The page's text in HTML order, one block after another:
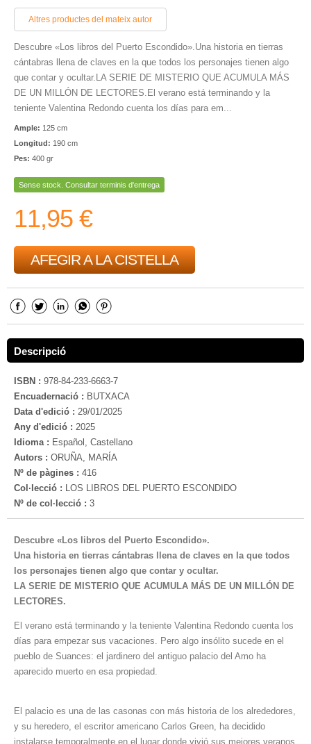
Altres productes del mateix autor
Descubre «Los libros del Puerto Escondido».Una historia en tierras
cántabras llena de claves en la que todos los personajes tienen algo
que contar y ocultar.LA SERIE DE MISTERIO QUE ACUMULA MÁS
DE UN MILLÓN DE LECTORES.El verano está terminando y la
teniente Valentina Redondo cuenta los días para em...
Ample: 125 cm
Longitud: 190 cm
Pes: 400 gr
Sense stock. Consultar terminis d'entrega
11,95 €
AFEGIR A LA CISTELLA
Descripció
ISBN : 978-84-233-6663-7
Encuadernació : BUTXACA
Data d'edició : 29/01/2025
Any d'edició : 2025
Idioma : Español, Castellano
Autors : ORUÑA, MARÍA
Nº de pàgines : 416
Col·lecció :
LOS LIBROS DEL PUERTO ESCONDIDO
Nº de col·lecció : 3
Descubre «Los libros del Puerto Escondido».
Una historia en tierras cántabras llena de claves en la que todos
los personajes tienen algo que contar y ocultar.
LA SERIE DE MISTERIO QUE ACUMULA MÁS DE UN MILLÓN DE
LECTORES.
El verano está terminando y la teniente Valentina Redondo cuenta los
días para empezar sus vacaciones. Pero algo insólito sucede en el
pueblo de Suances: el jardinero del antiguo palacio del Amo ha
aparecido muerto en esa propiedad.
El palacio es una de las casonas con más historia de los alrededores,
y su heredero, el escritor americano Carlos Green, ha decidido
instalarse temporalmente en el lugar donde vivió sus mejores veranos